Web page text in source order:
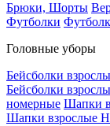
Брюки, Шорты
Футболки
Головные уборы
Бейсболки
Бейсболки
номерные Шапки
Шапки взрослые